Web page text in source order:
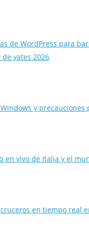
de WordPress para
yates 2026
y precauciones
en vivo de Italia y el
en tiempo real